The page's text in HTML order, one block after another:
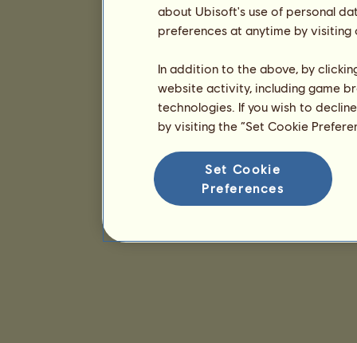
about Ubisoft's use of personal
preferences at anytime by
In addition to the above, by
website activity, including game
technologies. If you wish to
by visiting the “Set Cookie
Set Cookie
Preferences